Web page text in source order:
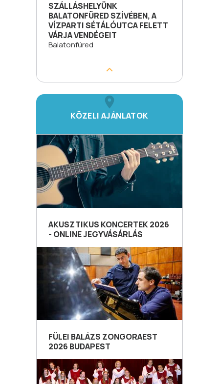
SZÁLLÁSHELYÜNK
BALATONFÜRED SZÍVÉBEN, A
VÍZPARTI SÉTÁLÓUTCA FELETT
VÁRJA VENDÉGEIT
Balatonfüred
KÖZELI AJÁNLATOK
AKUSZTIKUS KONCERTEK 2026
- ONLINE JEGYVÁSÁRLÁS
FÜLEI BALÁZS ZONGORAEST
2026 BUDAPEST